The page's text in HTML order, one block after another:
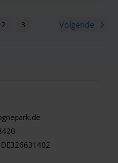
2 3 5 6 7
Volgende
DE326631402